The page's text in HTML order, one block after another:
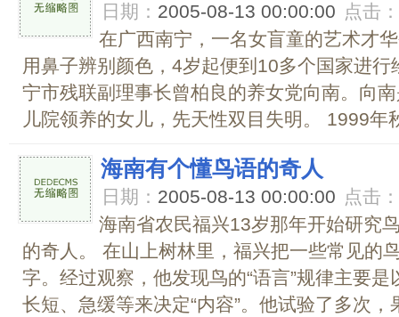
日期： 2005-08-13 00:00:00 点击：
在广西南宁，一名女盲童的艺术
用鼻子辨别颜色，4岁起便到10多个国家进
宁市残联副理事长曾柏良的养女党向南。向
儿院领养的女儿，先天性双目失明。 1999年
海南有个懂鸟语的奇人
日期： 2005-08-13 00:00:00 点击：
海南省农民福兴13岁那年开始研究
的奇人。 在山上树林里，福兴把一些常见的
字。经过观察，他发现鸟的“语言”规律主要
长短、急缓等来决定“内容”。他试验了多次，